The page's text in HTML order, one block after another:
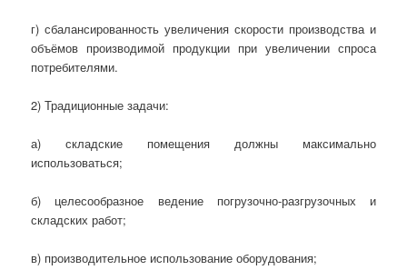
г) сбалансированность увеличения скорости производства и
объёмов производимой продукции при увеличении спроса
потребителями.
2) Традиционные задачи:
а) складские помещения должны максимально
использоваться;
б) целесообразное ведение погрузочно-разгрузочных и
складских работ;
в) производительное использование оборудования;